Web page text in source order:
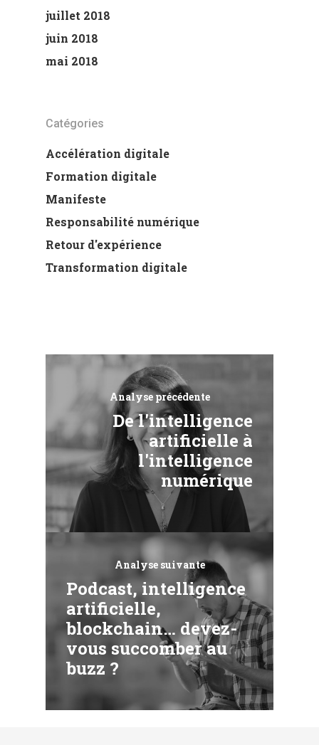
juillet 2018
juin 2018
mai 2018
Catégories
Accélération digitale
Formation digitale
Manifeste
Responsabilité numérique
Retour d'expérience
Transformation digitale
Analyse précédente
De l'intelligence
artificielle à
l'intelligence
numérique
Analyse suivante
Podcast, intelligence
artificielle,
blockchain… devez-
vous succomber au
buzz ?